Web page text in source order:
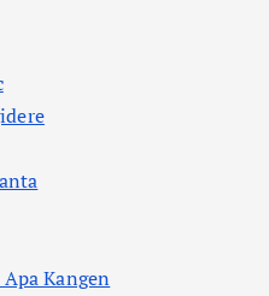
Kangen